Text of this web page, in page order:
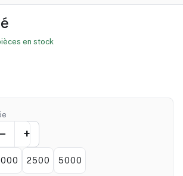
en stock
2500 5000